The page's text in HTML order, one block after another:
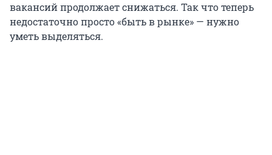
вакансий продолжает снижаться. Так что теперь
недостаточно просто «быть в рынке» — нужно
уметь выделяться.